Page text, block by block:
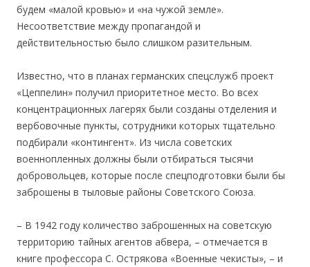
будем «малой кровью» и «на чужой земле».
Несоответствие между пропагандой и
действительностью было слишком разительным.
Известно, что в планах германских спецслужб проект
«Цеппелин» получил приоритетное место. Во всех
концентрационных лагерях были созданы отделения и
вербовочные пункты, сотрудники которых тщательно
подбирали «контингент». Из числа советских
военнопленных должны были отбираться тысячи
добровольцев, которые после спецподготовки были бы
заброшены в тыловые районы Советского Союза.
– В 1942 году количество заброшенных на советскую
территорию тайных агентов абвера, – отмечается в
книге профессора С. Острякова «Военные чекисты», – и